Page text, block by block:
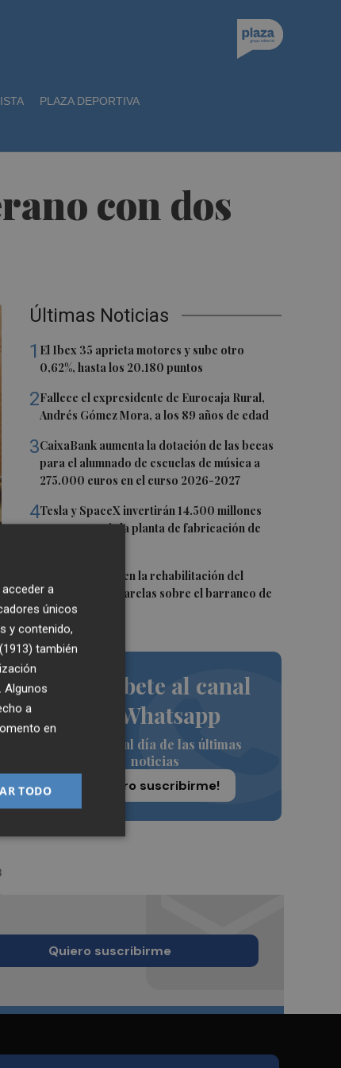
PLAZA DEPORTIVA
con dos
Últimas Noticias
1 El Ibex 35 aprieta motores y sube otro
0,62%, hasta los 20.180 puntos
2Fallece el expresidente de Eurocaja Rural,
Andrés Gómez Mora, a los 89 años de edad
3CaixaBank aumenta la dotación de las becas
para el alumnado de escuelas de música a
275.000 euros en el curso 2026-2027
4Tesla y SpaceX invertirán 14.500 millones
para construir la planta de fabricación de
L'Eliana avanza en la rehabilitación del
puente y las pasarelas sobre el barranco de
Mandor
Suscríbete al canal
de Whatsapp
Siempre al día de las últimas
noticias
¡Quiero suscribirme!
Quiero suscribirme
a
únicos
y contenido,
también
Algunos
a
en
TODO